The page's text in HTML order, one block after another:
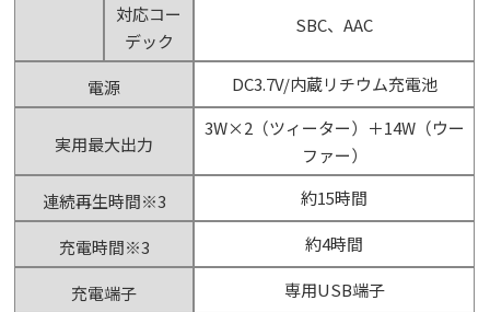
対応コー
デック
SBC、AAC
電源 DC3.7V/内蔵リチウム充電池
実用最大出力
3W×2（ツィーター）＋14W（ウー
ファー）
連続再生時間※3 約15時間
充電時間※3 約4時間
充電端子 専用USB端子